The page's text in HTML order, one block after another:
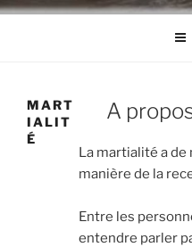
MART
IALIT
É
A
La martialité a
manière de la
Entre les
entendre parler